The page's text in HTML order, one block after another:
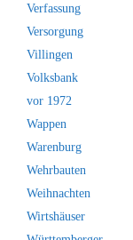
Verfassung
Versorgung
Villingen
Volksbank
vor 1972
Wappen
Warenburg
Wehrbauten
Weihnachten
Wirtshäuser